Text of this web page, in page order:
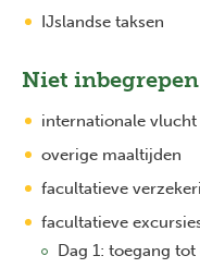
IJslandse taksen
Niet inbegrepen
internationale vlucht
overige maaltijden
facultatieve
facultatieve
Dag 1: toegang